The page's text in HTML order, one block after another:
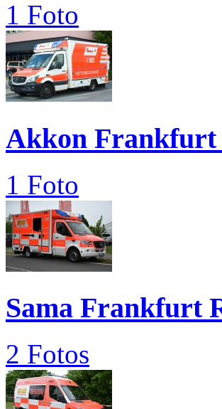
1 Foto
Akkon Frankfurt
1 Foto
Sama Frankfurt
2 Fotos